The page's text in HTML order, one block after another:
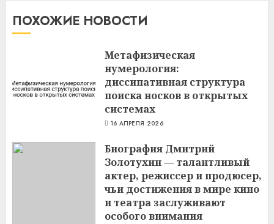
ПОХОЖИЕ НОВОСТИ
Метафизическая
нумерология:
диссипативная структура
поиска носков в открытых
системах
16 АПРЕЛЯ 2026
Биография Дмитрий
Золотухин — талантливый
актер, режиссер и продюсер,
чьи достижения в мире кино
и театра заслуживают
особого внимания